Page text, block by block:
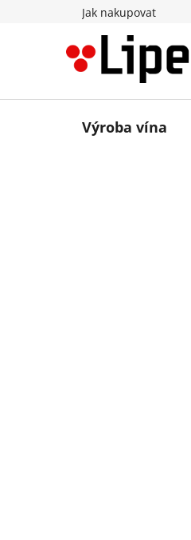
Jak nakupovat
Výroba vína